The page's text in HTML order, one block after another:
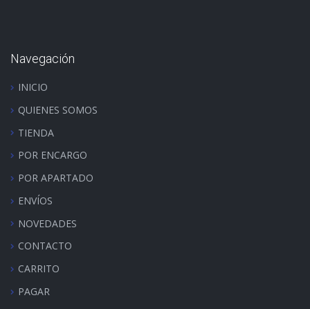
Navegación
INICIO
QUIENES SOMOS
TIENDA
POR ENCARGO
POR APARTADO
ENVÍOS
NOVEDADES
CONTACTO
CARRITO
PAGAR